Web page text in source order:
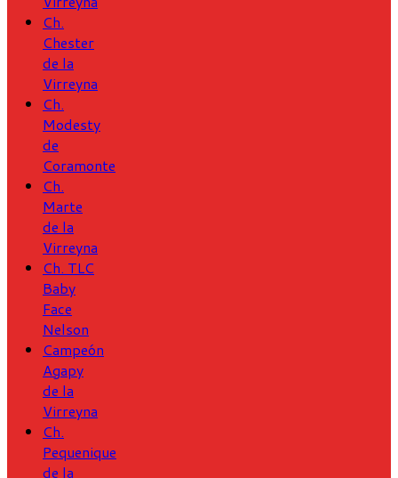
Ch.
Chester
de la
Virreyna
Ch.
Modesty
de
Coramonte
Ch.
Marte
de la
Virreyna
Ch. TLC
Baby
Face
Nelson
Campeón
Agapy
de la
Virreyna
Ch.
Pequenique
de la